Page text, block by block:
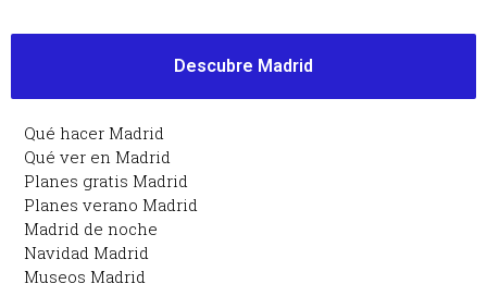
Descubre Madrid
Qué hacer Madrid
Qué ver en Madrid
Planes gratis Madrid
Planes verano Madrid
Madrid de noche
Navidad Madrid
Museos Madrid